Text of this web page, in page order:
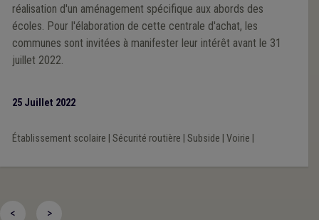
réalisation d'un aménagement spécifique aux abords des
écoles. Pour l'élaboration de cette centrale d'achat, les
communes sont invitées à manifester leur intérêt avant le 31
juillet 2022.
25 Juillet 2022
Établissement scolaire Sécurité routière Subside Voirie
< >